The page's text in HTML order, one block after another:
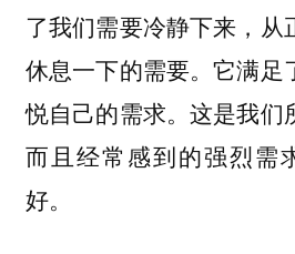
了我们需要冷静下来，从
休息一下的需要。它满足
悦自己的需求。这是我们
而且经常感到的强烈需
好。